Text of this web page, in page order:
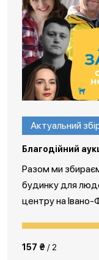
Актуальний
Благодійний
Разом ми
будинку для
центру на Івано-
157 ₴ / 2